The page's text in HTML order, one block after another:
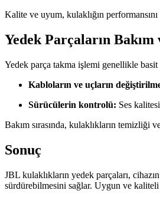
Kalite ve uyum, kulaklığın
Yedek Parçaların
Yedek parça takma işlemi genellikle
Kabloların ve uçların
Sürücülerin kontrolü: Ses
Bakım sırasında, kulaklıkların temizliği
Sonuç
JBL kulaklıkların yedek parçaları,
sürdürebilmesini sağlar. Uygun ve